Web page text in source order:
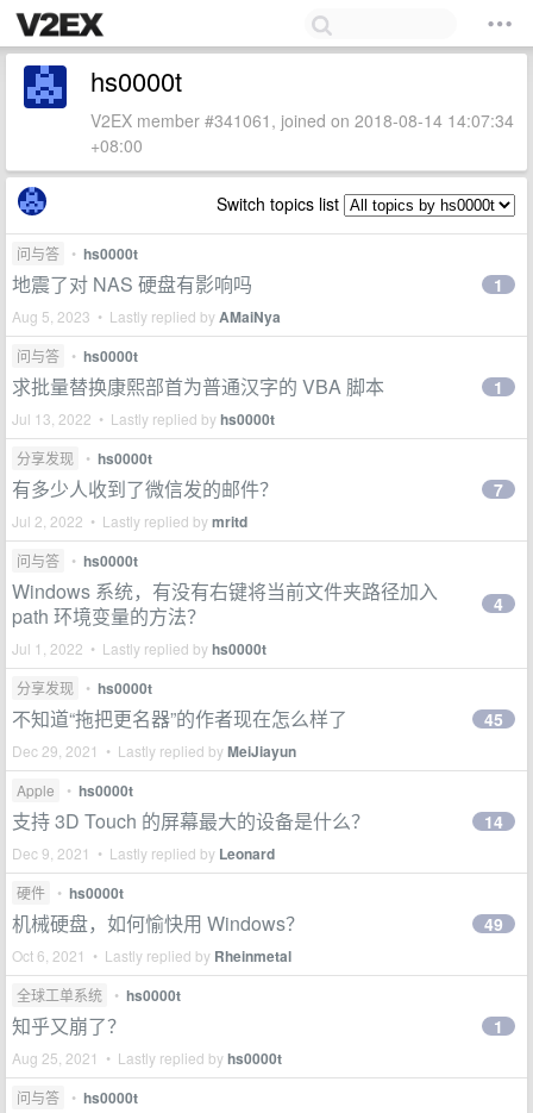
hs0000t
V2EX member #341061, joined on 2018-08-14 14:07:34
+08:00
Switch topics list
问与答 • hs0000t
地震了对 NAS 硬盘有影响吗
Aug 5, 2023 • Lastly replied byAMaiNya
1
问与答 • hs0000t
求批量替换康熙部首为普通汉字的 VBA 脚本
Jul 13, 2022 • Lastly replied byhs0000t
1
分享发现 • hs0000t
有多少人收到了微信发的邮件？
Jul 2, 2022 • Lastly replied bymritd
7
问与答 • hs0000t
Windows 系统，有没有右键将当前文件夹路径加入
path 环境变量的方法？
Jul 1, 2022 • Lastly replied byhs0000t
4
分享发现 • hs0000t
不知道“拖把更名器”的作者现在怎么样了
Dec 29, 2021 • Lastly replied byMeiJiayun
45
Apple • hs0000t
支持 3D Touch 的屏幕最大的设备是什么？
Dec 9, 2021 • Lastly replied by Leonard
14
硬件 • hs0000t
机械硬盘，如何愉快用 Windows？
Oct 6, 2021 • Lastly replied by Rheinmetal
49
全球工单系统 • hs0000t
知乎又崩了？
Aug 25, 2021 • Lastly replied byhs0000t
1
问与答 • hs0000t